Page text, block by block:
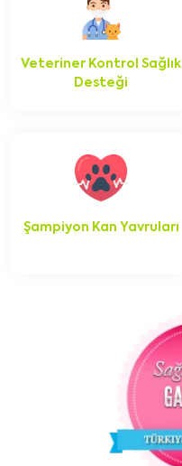
Veteriner Kontrol Sağlık
Desteği
Şampiyon Kan Yavruları